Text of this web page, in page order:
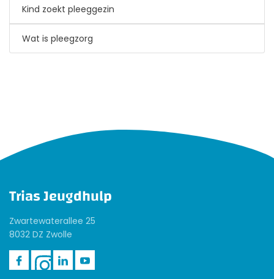
Kind zoekt pleeggezin
Wat is pleegzorg
Trias Jeugdhulp
Zwartewaterallee 25
8032 DZ Zwolle